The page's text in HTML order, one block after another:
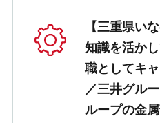
【三重県い
知識を活か
職としてキ
／三井グル
ループの金